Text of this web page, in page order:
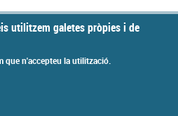
utilitzem galetes pròpies i de
que n'accepteu la utilització.